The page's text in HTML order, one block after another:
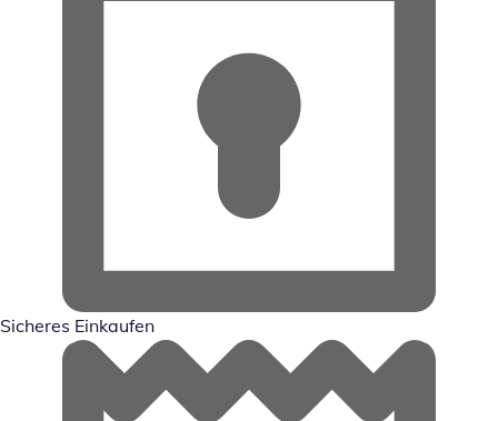
Sicheres Einkaufen